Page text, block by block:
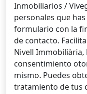
Inmobiliarios /
personales que
formulario con la
de contacto.
Nivell
consentimiento
mismo. Puedes
tratamiento de tus